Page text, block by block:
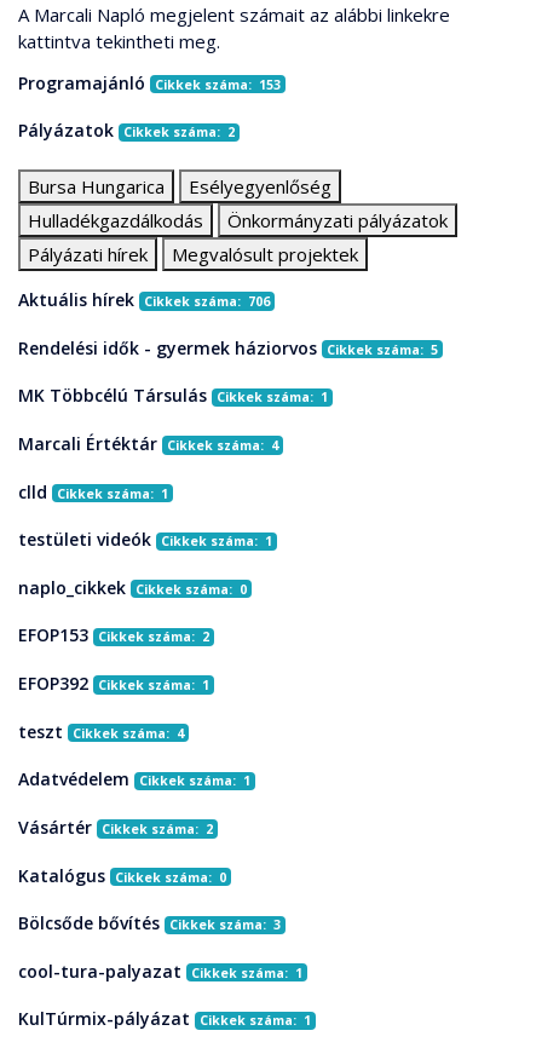
A Marcali Napló megjelent számait az alábbi linkekre
kattintva tekintheti meg.
Programajánló Cikkek száma: 153
Pályázatok Cikkek száma: 2
Bursa Hungarica
Esélyegyenlőség
Hulladékgazdálkodás
Önkormányzati pályázatok
Pályázati hírek
Megvalósult projektek
Aktuális hírek Cikkek száma: 706
Rendelési idők - gyermek háziorvos Cikkek száma: 5
MK Többcélú Társulás Cikkek száma: 1
Marcali Értéktár Cikkek száma: 4
clld Cikkek száma: 1
testületi videók Cikkek száma: 1
naplo_cikkek Cikkek száma: 0
EFOP153 Cikkek száma: 2
EFOP392 Cikkek száma: 1
teszt Cikkek száma: 4
Adatvédelem Cikkek száma: 1
Vásártér Cikkek száma: 2
Katalógus Cikkek száma: 0
Bölcsőde bővítés Cikkek száma: 3
cool-tura-palyazat Cikkek száma: 1
KulTúrmix-pályázat Cikkek száma: 1